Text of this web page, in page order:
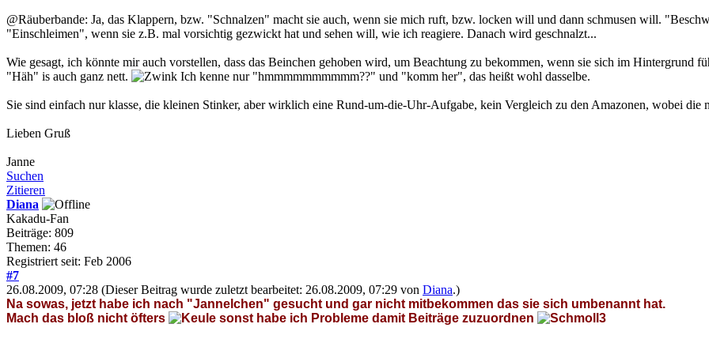
@Räuberbande: Ja, das Klappern, bzw. "Schnalzen" macht sie auch, wenn sie mich ruft, bzw. locken will und dann schmusen will.
"Einschleimen", wenn sie z.B. mal vorsichtig gezwickt hat und sehen will, wie ich reagiere. Danach wird geschnalzt...
Wie gesagt, ich könnte mir auch vorstellen, dass das Beinchen gehoben wird, um Beachtung zu bekommen, wenn sie sich im Hintergrund
"Häh" is auch ganz nett.
Ich kenne nur "hmmmmmmmmmm??" und "komm her", das heißt wohl dasselbe.
Sie sind einfach nur klasse, die kleinen Stinker, aber wirklich eine Rund-um-die-Uhr-Aufgabe, kein Vergleich zu den Amazonen, wobei die
Lieben Gruß
Janne
Suchen
Zitieren
Diana
Kakadu-Fan
Beiträge: 809
Themen: 46
Registriert seit: Feb 2006
#7
26.08.2009, 07:28 (Dieser Beitrag wurde zuletzt bearbeitet: 26.08.2009, 07:29 von Diana.)
Na sowas, jetzt habe ich nach "Jannelchen" gesucht und gar nicht mitbekommen das sie sich umbenannt hat.
Mach das bloß nicht öfters
sonst habe ich Probleme damit Beiträge zuzuordnen